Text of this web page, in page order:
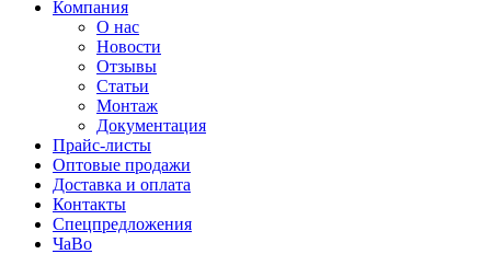
Компания
О нас
Новости
Отзывы
Статьи
Монтаж
Документация
Прайс-листы
Оптовые продажи
Доставка и оплата
Контакты
Спецпредложения
ЧаВо